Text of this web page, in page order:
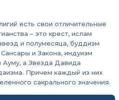
есть свои отличительные
– это крест, ислам
и полумесяца, буддизм
и Закона, индуизм
Ауму, а Звезда Давида
Причем каждый из них
сакрального значения.